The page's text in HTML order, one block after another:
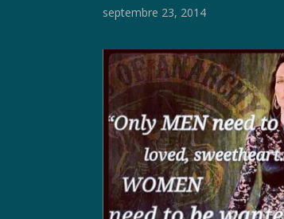
septembre 23, 2014